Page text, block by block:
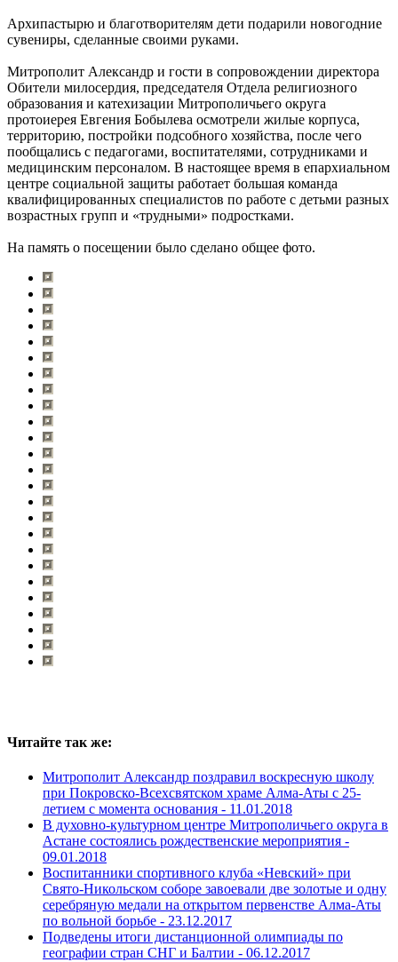
Архипастырю и благотворителям дети подарили новогодние
сувениры, сделанные своими руками.
Митрополит Александр и гости в сопровождении директора
Обители милосердия, председателя Отдела религиозного
образования и катехизации Митрополичьего округа
протоиерея Евгения Бобылева осмотрели жилые корпуса,
территорию, постройки подсобного хозяйства, после чего
пообщались с педагогами, воспитателями, сотрудниками и
медицинским персоналом. В настоящее время в епархиальном
центре социальной защиты работает большая команда
квалифицированных специалистов по работе с детьми разных
возрастных групп и «трудными» подростками.
На память о посещении было сделано общее фото.
Читайте так же:
Митрополит Александр поздравил воскресную школу
при Покровско-Всехсвятском храме Алма-Аты с 25-
летием с момента основания - 11.01.2018
В духовно-культурном центре Митрополичьего округа в
Астане состоялись рождественские мероприятия -
09.01.2018
Воспитанники спортивного клуба «Невский» при
Свято-Никольском соборе завоевали две золотые и одну
серебряную медали на открытом первенстве Алма-Аты
по вольной борьбе - 23.12.2017
Подведены итоги дистанционной олимпиады по
географии стран СНГ и Балтии - 06.12.2017